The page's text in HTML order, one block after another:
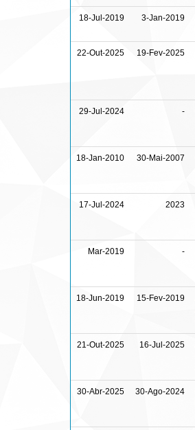
18-Jul-2019 3-Jan-2019
22-Out-2025 19-Fev-2025
29-Jul-2024 -
18-Jan-2010 30-Mai-2007
17-Jul-2024 2023
Mar-2019 -
18-Jun-2019 15-Fev-2019
21-Out-2025 16-Jul-2025
30-Abr-2025 30-Ago-2024